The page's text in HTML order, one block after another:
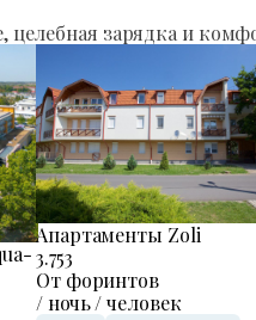
целебная зарядка и
Апартаменты Zoli
3.753
От форинтов
/ ночь / человек